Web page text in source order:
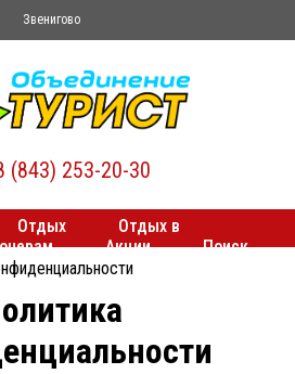
Звенигово
(843) 253-20-30
Отдых
Отдых в
Акции
Поиск
Трансферы